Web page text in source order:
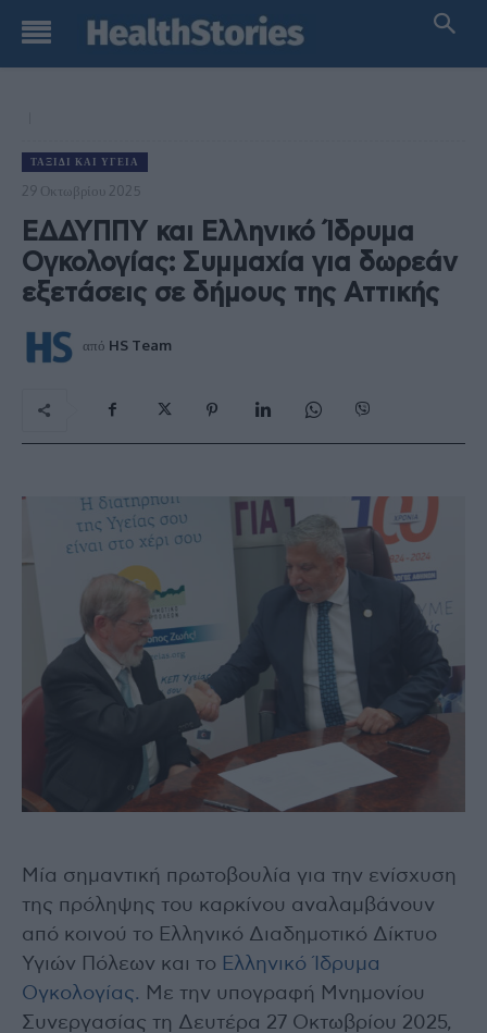
ΤΑΞΊΔΙ ΚΑΙ ΥΓΕΊΑ
29 Οκτωβρίου 2025
ΕΔΔΥΠΠΥ και Ελληνικό Ίδρυμα
Ογκολογίας: Συμμαχία για δωρεάν
εξετάσεις σε δήμους της Αττικής
από HS Team
Μία σημαντική πρωτοβουλία για την ενίσχυση
της πρόληψης του καρκίνου αναλαμβάνουν
από κοινού το Ελληνικό Διαδημοτικό Δίκτυο
Υγιών Πόλεων και το Ελληνικό Ίδρυμα
Ογκολογίας. Με την υπογραφή Μνημονίου
Συνεργασίας τη Δευτέρα 27 Οκτωβρίου 2025,